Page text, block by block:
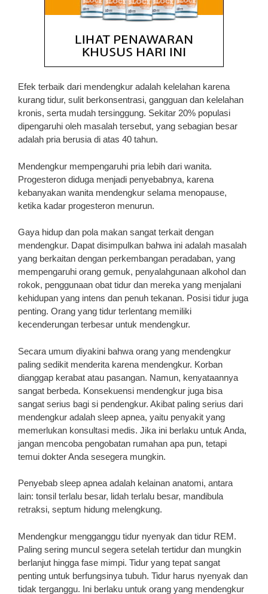
Efek terbaik dari mendengkur adalah kelelahan karena
kurang tidur, sulit berkonsentrasi, gangguan dan kelelahan
kronis, serta mudah tersinggung. Sekitar 20% populasi
dipengaruhi oleh masalah tersebut, yang sebagian besar
adalah pria berusia di atas 40 tahun.
Mendengkur mempengaruhi pria lebih dari wanita.
Progesteron diduga menjadi penyebabnya, karena
kebanyakan wanita mendengkur selama menopause,
ketika kadar progesteron menurun.
Gaya hidup dan pola makan sangat terkait dengan
mendengkur. Dapat disimpulkan bahwa ini adalah masalah
yang berkaitan dengan perkembangan peradaban, yang
mempengaruhi orang gemuk, penyalahgunaan alkohol dan
rokok, penggunaan obat tidur dan mereka yang menjalani
kehidupan yang intens dan penuh tekanan. Posisi tidur juga
penting. Orang yang tidur terlentang memiliki
kecenderungan terbesar untuk mendengkur.
Secara umum diyakini bahwa orang yang mendengkur
paling sedikit menderita karena mendengkur. Korban
dianggap kerabat atau pasangan. Namun, kenyataannya
sangat berbeda. Konsekuensi mendengkur juga bisa
sangat serius bagi si pendengkur. Akibat paling serius dari
mendengkur adalah sleep apnea, yaitu penyakit yang
memerlukan konsultasi medis. Jika ini berlaku untuk Anda,
jangan mencoba pengobatan rumahan apa pun, tetapi
temui dokter Anda sesegera mungkin.
Penyebab sleep apnea adalah kelainan anatomi, antara
lain: tonsil terlalu besar, lidah terlalu besar, mandibula
retraksi, septum hidung melengkung.
Mendengkur mengganggu tidur nyenyak dan tidur REM.
Paling sering muncul segera setelah tertidur dan mungkin
berlanjut hingga fase mimpi. Tidur yang tepat sangat
penting untuk berfungsinya tubuh. Tidur harus nyenyak dan
tidak terganggu. Ini berlaku untuk orang yang mendengkur